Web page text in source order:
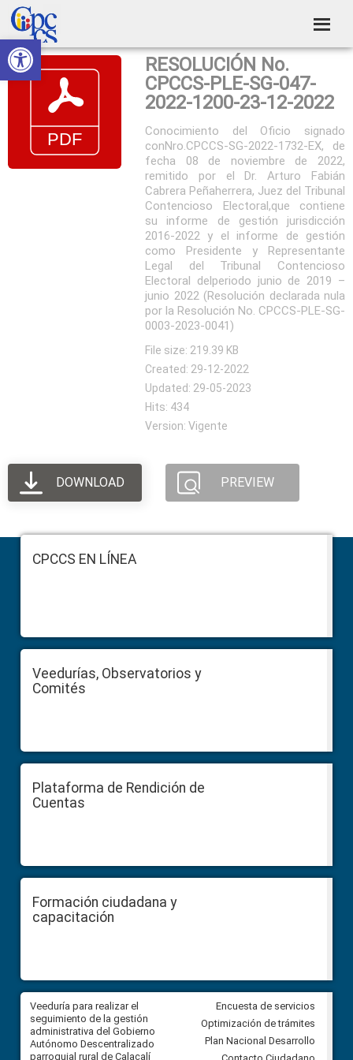
Abrir barra de herramientas
Skip
to
primary
navigation
Skip
to
main
content
Skip
to
primary
sidebar
Skip
to
footer
Consejo
de
Participación
Ciudadana
Construyendo
Poder
RESOLUCIÓN No.
CPCCS-PLE-SG-047-
2022-1200-23-12-2022
Conocimiento del Oficio signado
conNro.CPCCS-SG-2022-1732-EX, de
fecha 08 de noviembre de 2022,
remitido por el Dr. Arturo Fabián
Cabrera Peñaherrera, Juez del Tribunal
Contencioso Electoral,que contiene
su informe de gestión jurisdicción
2016-2022 y el informe de gestión
como Presidente y Representante
Legal del Tribunal Contencioso
Electoral delperiodo junio de 2019 –
junio 2022 (Resolución declarada nula
por la Resolución No. CPCCS-PLE-SG-
0003-2023-0041)
File size: 219.39 KB
Created: 29-12-2022
Updated: 29-05-2023
Hits: 434
Version: Vigente
DOWNLOAD PREVIEW
FooterCPCCS EN LÍNEA
Veedurías, Observatorios y
Comités
Plataforma de Rendición de
Cuentas
Formación ciudadana y
capacitación
Veeduría para realizar el
seguimiento de la gestión
administrativa del Gobierno
Autónomo Descentralizado
parroquial rural de Calacalí
Veeduría para vigilar los
derivados de la Audiencia
comunidad Urbina, parroquia
Carolina
Encuesta de servicios
Optimización de trámites
Plan Nacional Desarrollo